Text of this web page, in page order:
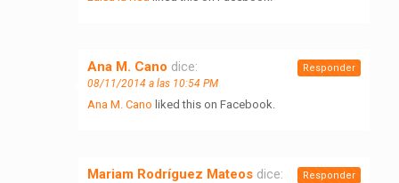
Ana M. Cano dice:
08/11/2014 a las 10:54 PM
Ana M. Cano liked this on Facebook.
Responder
Mariam Rodríguez Mateos dice: Responder